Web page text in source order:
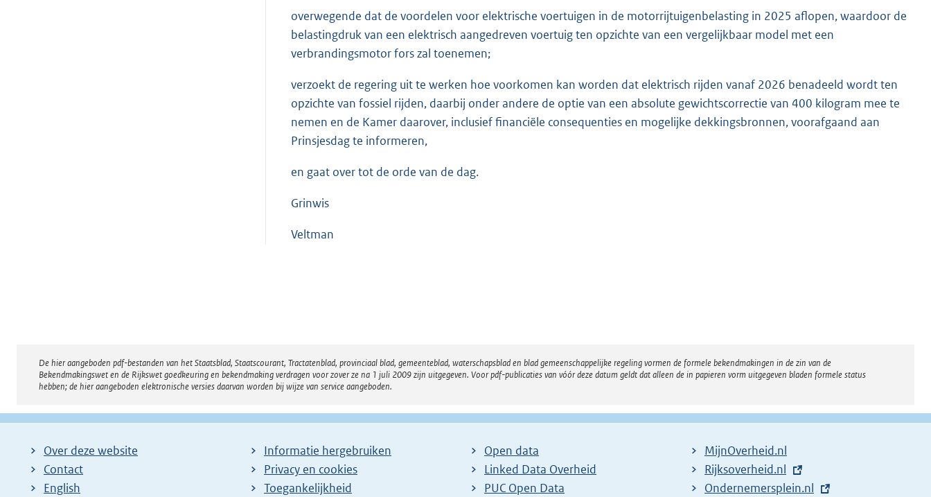
6
overwegende dat de voordelen voor elektrische voertuigen in de motorrijtuigenbelasting in 2025 aflopen, waardoor de
belastingdruk van een elektrisch aangedreven voertuig ten opzichte van een vergelijkbaar model met een
verbrandingsmotor fors zal toenemen;
verzoekt de regering uit te werken hoe voorkomen kan worden dat elektrisch rijden vanaf 2026 benadeeld wordt ten
opzichte van fossiel rijden, daarbij onder andere de optie van een absolute gewichtscorrectie van 400 kilogram mee te
nemen en de Kamer daarover, inclusief financiële consequenties en mogelijke dekkingsbronnen, voorafgaand aan
Prinsjesdag te informeren,
en gaat over tot de orde van de dag.
Grinwis
Veltman
Disclaimer
De hier aangeboden pdf-bestanden van het Staatsblad, Staatscourant, Tractatenblad, provinciaal blad, gemeenteblad, waterschapsblad en blad gemeenschappelijke regeling vormen de formele bekendmakingen in de zin van de
Bekendmakingswet en de Rijkswet goedkeuring en bekendmaking verdragen voor zover ze na 1 juli 2009 zijn uitgegeven. Voor pdf-publicaties van vóór deze datum geldt dat alleen de in papieren vorm uitgegeven bladen formele status
hebben; de hier aangeboden elektronische versies daarvan worden bij wijze van service aangeboden.
Over deze website
Contact
English
Informatie hergebruiken
Privacy en cookies
Toegankelijkheid
Open data
Linked Data Overheid
PUC Open Data
MijnOverheid.nl
E
x
Rijksoverheid.nl
E
Ondernemersplein.nl